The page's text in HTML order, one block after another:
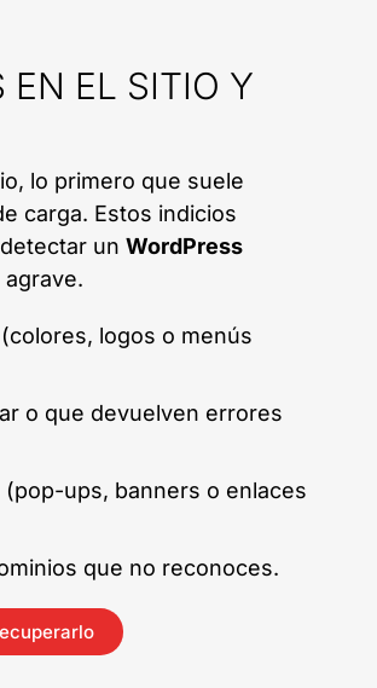
EN EL SITIO Y
lo primero que suele
carga. Estos indicios
un WordPress
logos o menús
o que devuelven errores
ups, banners o enlaces
que no reconoces.